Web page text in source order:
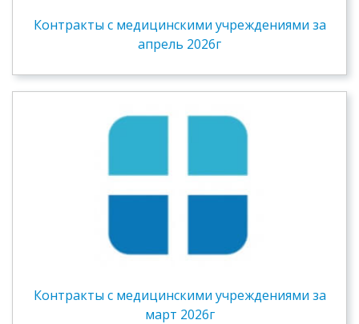
Контракты c медицинскими учреждениями за
апрель 2026г
Контракты c медицинскими учреждениями за
март 2026г